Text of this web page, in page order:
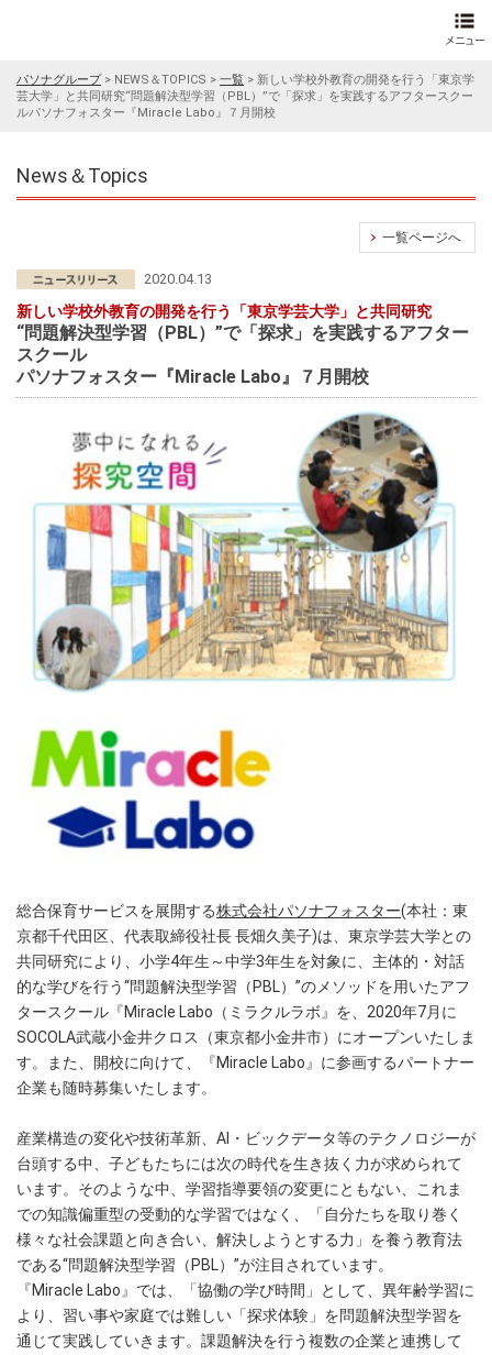
パソナグループ> NEWS＆TOPICS > 一覧 > 新しい学校外教育の開発を行う「東京学
芸大学」と共同研究“問題解決型学習（PBL）”で「探求」を実践するアフタースクー
ルパソナフォスター『Miracle Labo』７月開校
News＆Topics
一覧ページへ
2020.04.13
新しい学校外教育の開発を行う「東京学芸大学」と共同研究
“問題解決型学習（PBL）”で「探求」を実践するアフター
スクール
パソナフォスター『Miracle Labo』７月開校
総合保育サービスを展開する株式会社パソナフォスター(本社：東
京都千代田区、代表取締役社長 長畑久美子)は、東京学芸大学との
共同研究により、小学4年生～中学3年生を対象に、主体的・対話
的な学びを行う“問題解決型学習（PBL）”のメソッドを用いたアフ
タースクール『Miracle Labo（ミラクルラボ』を、2020年7月に
SOCOLA武蔵小金井クロス（東京都小金井市）にオープンいたしま
す。また、開校に向けて、『Miracle Labo』に参画するパートナー
企業も随時募集いたします。
産業構造の変化や技術革新、AI・ビックデータ等のテクノロジーが
台頭する中、子どもたちには次の時代を生き抜く力が求められて
います。そのような中、学習指導要領の変更にともない、これま
での知識偏重型の受動的な学習ではなく、「自分たちを取り巻く
様々な社会課題と向き合い、解決しようとする力」を養う教育法
である“問題解決型学習（PBL）”が注目されています。
『Miracle Labo』では、「協働の学び時間」として、異年齢学習に
より、習い事や家庭では難しい「探求体験」を問題解決型学習を
通じて実践していきます。課題解決を行う複数の企業と連携して